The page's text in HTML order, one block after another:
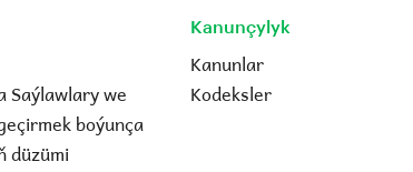
Saýlawlary we
boýunça
düzümi
Kanunçylyk
Kanunlar
Kodeksler